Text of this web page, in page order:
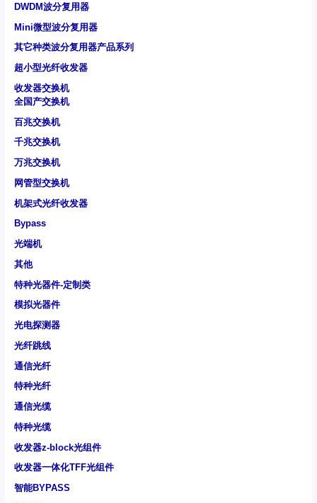
DWDM波分复用器
Mini微型波分复用器
其它种类波分复用器产品系列
超小型光纤收发器
收发器交换机
全国产交换机
百兆交换机
千兆交换机
万兆交换机
网管型交换机
机架式光纤收发器
Bypass
光端机
其他
特种光器件-定制类
模拟光器件
光电探测器
光纤跳线
通信光纤
特种光纤
通信光缆
特种光缆
收发器z-block光组件
收发器一体化TFF光组件
智能BYPASS